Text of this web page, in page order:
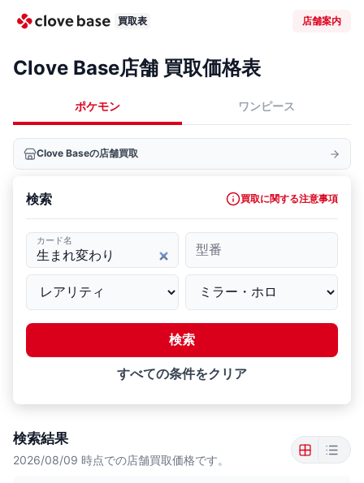
買取表 店舗案内
Clove Base店舗 買取価格表
ポケモン ワンピース
Clove Baseの店舗買取
検索 買取に関する注意事項
カード名
型番
検索
すべての条件をクリア
検索結果
2026/08/09 時点での店舗買取価格です。